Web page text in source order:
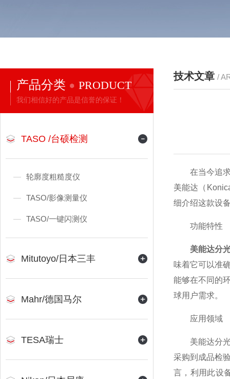
产品分类 PRODUCT
我们相信好的产品是信誉的保证！
TASO /台硕检测
轮廓度粗糙度仪
TASO/影像测量仪
TASO/一键闪测仪
Mitutoyo/日本三丰
Mahr/德国马尔
TESA瑞士
技术文章 /
在当今追求
美能达（
细介绍这款设
功能特性
美能达分
味着它可以准
能够在不同的
球用户需求。
应用领域
美能达分光
采购到成品检
言，利用此设